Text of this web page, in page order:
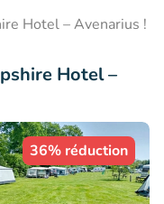
Hotel – Avenarius !
Hotel –
36% réduction